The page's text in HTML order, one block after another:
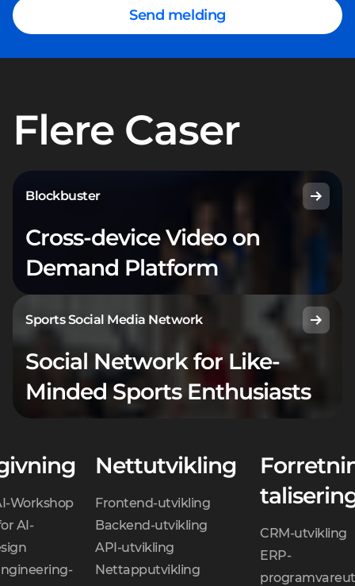
Send melding
Flere Caser
Blockbuster
Cross-device Video on
Demand Platform
Sports Social Media Network
Social Network for Like-
Minded Sports Enthusiasts
Workshop
AI-
Nettutvikling
Frontend-utvikling
Backend-utvikling
API-utvikling
Nettapputvikling
CRM-utvikling
ERP-